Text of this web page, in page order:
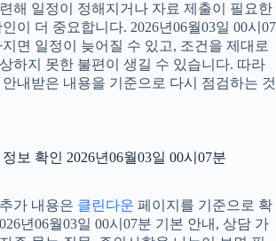
해 일정이 정해지거나 자료 제출이 필요한
이 더 중요합니다. 2026년06월03일 00시07
면 일정이 늦어질 수 있고, 조건을 제대로
하지 못한 불편이 생길 수 있습니다. 따라
내받은 내용을 기준으로 다시 점검하는 것
보 확인 2026년06월03일 00시07분
가 내용은 클린다운 페이지를 기준으로 확
년06월03일 00시07분 기본 안내, 상담 가